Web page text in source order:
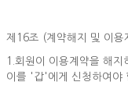
제16조 (계약해지 및 이용
1.회원이 이용계약을 해
이를 '갑'에게 신청하여야